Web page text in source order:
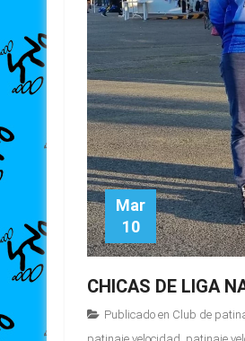
Mar
10
CHICAS DE LIGA
Publicado en Club de